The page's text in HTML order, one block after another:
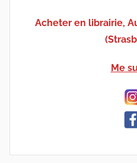
Acheter en librairie,
Me